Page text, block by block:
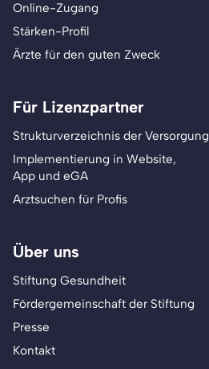
Online-Zugang
Stärken-Profil
Ärzte für den guten Zweck
Für Lizenzpartner
Strukturverzeichnis der Versorgung
Implementierung in Website,
App und eGA
Arztsuchen für Profis
Über uns
Stiftung Gesundheit
Fördergemeinschaft der Stiftung
Presse
Kontakt